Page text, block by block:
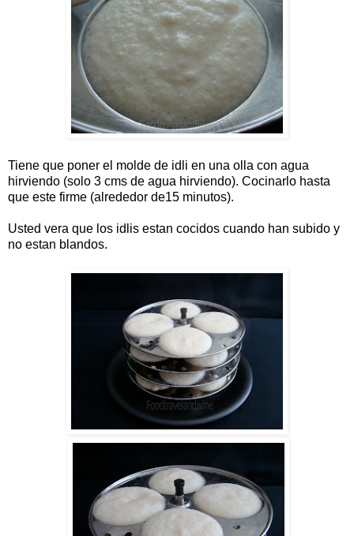
Tiene que poner el molde de idli en una olla con agua
hirviendo (solo 3 cms de agua hirviendo). Cocinarlo hasta
que este firme (alrededor de15 minutos).
Usted vera que los idlis estan cocidos cuando han subido y
no estan blandos.